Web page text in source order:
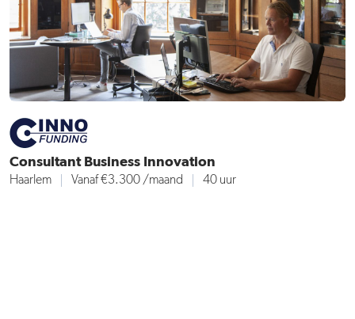
Consultant Business Innovation
Haarlem Vanaf €3.300 /maand 40 uur